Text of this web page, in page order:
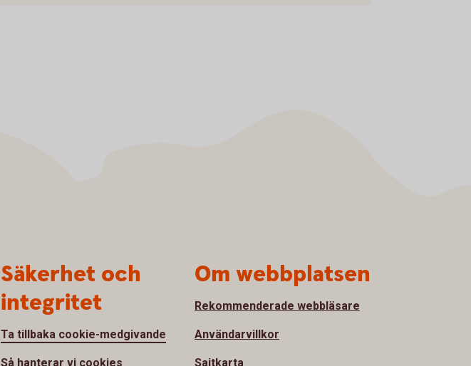
Säkerhet och
integritet
Ta tillbaka cookie-medgivande
Så hanterar vi cookies
Om webbplatsen
Rekommenderade webbläsare
Användarvillkor
Sajtkarta